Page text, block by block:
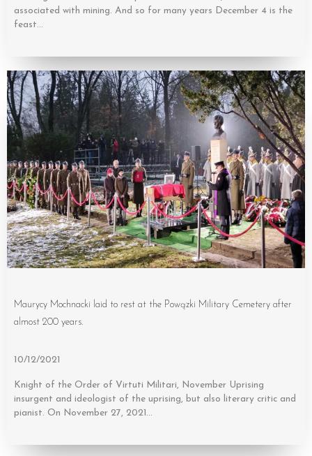
associated with mining. And so for many years December 4 is the
feast…
Maurycy Mochnacki laid to rest at the Powązki Military Cemetery after
almost 200 years.
10/12/2021
Knight of the Order of Virtuti Militari, November Uprising
insurgent and ideologist of the uprising, but also literary critic and
pianist. On November 27, 2021…